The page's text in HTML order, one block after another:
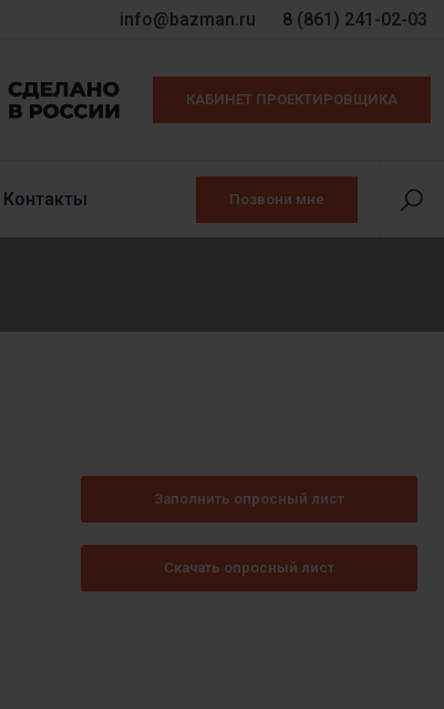
info@bazman.ru 8 (861) 241-02-03
КАБИНЕТ ПРОЕКТИРОВЩИКА
Контакты Позвони мне
Заполнить опросный лист
Скачать опросный лист